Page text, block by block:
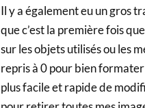
Il y a également eu un gros
que c’est la première fois
sur les objets utilisés ou les
repris à 0 pour bien
plus facile et rapide de